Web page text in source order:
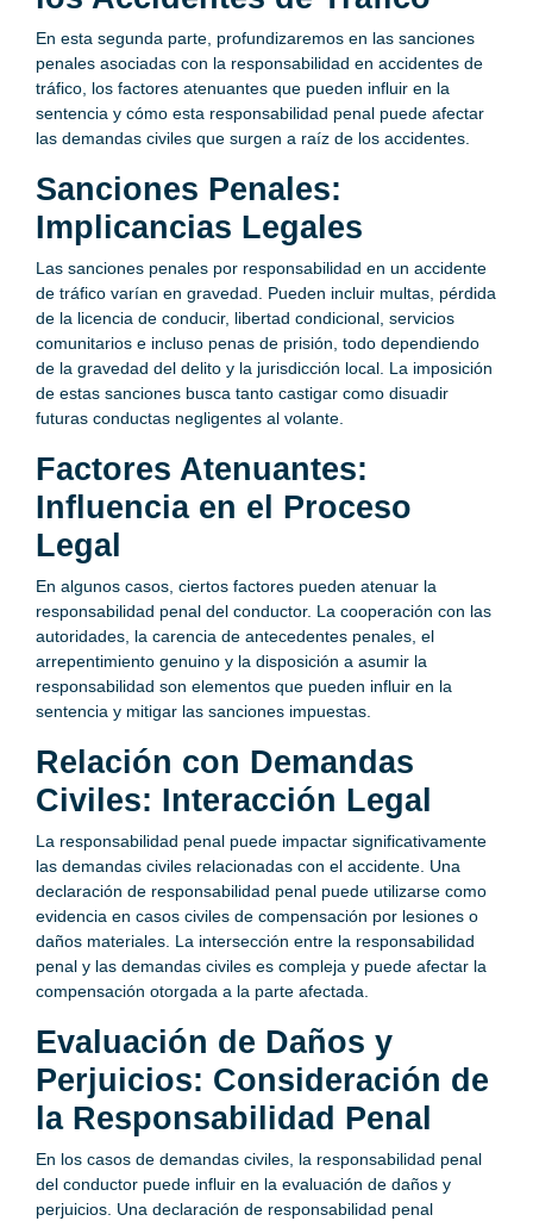
En esta segunda parte, profundizaremos en las sanciones
penales asociadas con la responsabilidad en accidentes de
tráfico, los factores atenuantes que pueden influir en la
sentencia y cómo esta responsabilidad penal puede afectar
las demandas civiles que surgen a raíz de los accidentes.
Sanciones Penales:
Implicancias Legales
Las sanciones penales por responsabilidad en un accidente
de tráfico varían en gravedad. Pueden incluir multas, pérdida
de la licencia de conducir, libertad condicional, servicios
comunitarios e incluso penas de prisión, todo dependiendo
de la gravedad del delito y la jurisdicción local. La imposición
de estas sanciones busca tanto castigar como disuadir
futuras conductas negligentes al volante.
Factores Atenuantes:
Influencia en el Proceso
Legal
En algunos casos, ciertos factores pueden atenuar la
responsabilidad penal del conductor. La cooperación con las
autoridades, la carencia de antecedentes penales, el
arrepentimiento genuino y la disposición a asumir la
responsabilidad son elementos que pueden influir en la
sentencia y mitigar las sanciones impuestas.
Relación con Demandas
Civiles: Interacción Legal
La responsabilidad penal puede impactar significativamente
las demandas civiles relacionadas con el accidente. Una
declaración de responsabilidad penal puede utilizarse como
evidencia en casos civiles de compensación por lesiones o
daños materiales. La intersección entre la responsabilidad
penal y las demandas civiles es compleja y puede afectar la
compensación otorgada a la parte afectada.
Evaluación de Daños y
Perjuicios: Consideración de
la Responsabilidad Penal
En los casos de demandas civiles, la responsabilidad penal
del conductor puede influir en la evaluación de daños y
perjuicios. Una declaración de responsabilidad penal